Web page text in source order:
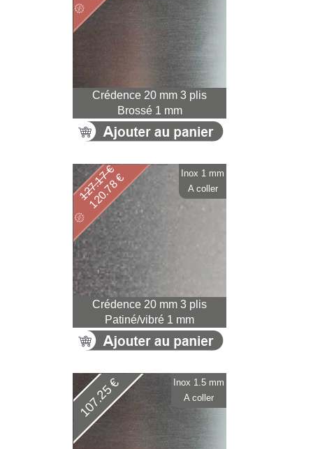
Crédence 20 mm 3 plis
Brossé 1 mm
Crédence 20 mm 3 plis
Patiné/vibré 1 mm
120.78 €
127.17 €
Inox 1 mm
A coller
107.25 €
Inox 1.5 mm
A coller